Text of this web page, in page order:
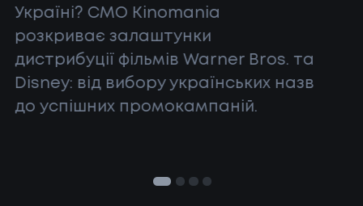
Україні? CMO Kinomania
розкриває залаштунки
дистрибуції фільмів Warner Bros. та
Disney: від вибору українських назв
до успішних промокампаній.